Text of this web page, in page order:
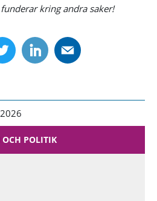
kring andra saker!
POLITIK